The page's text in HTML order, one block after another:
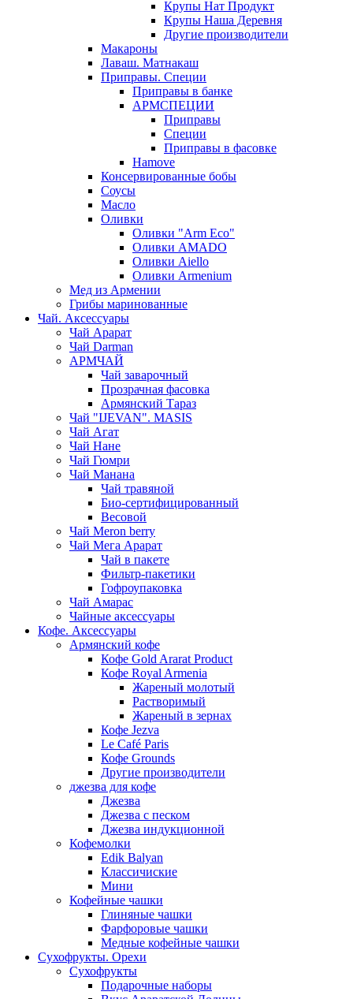
Крупы Нат Продукт
Крупы Наша Деревня
Другие производители
Макароны
Лаваш. Матнакаш
Приправы. Специи
Приправы в банке
АРМСПЕЦИИ
Приправы
Специи
Приправы в фасовке
Hamove
Консервированные бобы
Соусы
Масло
Оливки
Оливки "Arm Eco"
Оливки AMADO
Оливки Aiello
Оливки Armenium
Мед из Армении
Грибы маринованные
Чай. Аксессуары
Чай Арарат
Чай Darman
АРМЧАЙ
Чай заварочный
Прозрачная фасовка
Армянский Тараз
Чай "IJEVAN". MASIS
Чай Агат
Чай Нане
Чай Гюмри
Чай Манана
Чай травяной
Био-сертифицированный
Весовой
Чай Meron berry
Чай Мега Арарат
Чай в пакете
Фильтр-пакетики
Гофроупаковка
Чай Амарас
Чайные аксессуары
Кофе. Аксессуары
Армянский кофе
Кофе Gold Ararat Product
Кофе Royal Armenia
Жареный молотый
Растворимый
Жареный в зернах
Кофе Jezva
Le Café Paris
Кофе Grounds
Другие производители
джезва для кофе
Джезва
Джезва с песком
Джезва индукционной
Кофемолки
Edik Balyan
Классичиские
Мини
Кофейные чашки
Глиняные чашки
Фарфоровые чашки
Медные кофейные чашки
Сухофрукты. Орехи
Сухофрукты
Подарочные наборы